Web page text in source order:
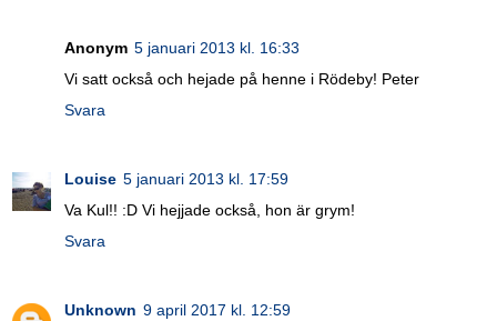
Anonym 5 januari 2013 kl. 16:33
Vi satt också och hejade på henne i Rödeby! Peter
Svara
Louise 5 januari 2013 kl. 17:59
Va Kul!! :D Vi hejjade också, hon är grym!
Svara
Unknown 9 april 2017 kl. 12:59